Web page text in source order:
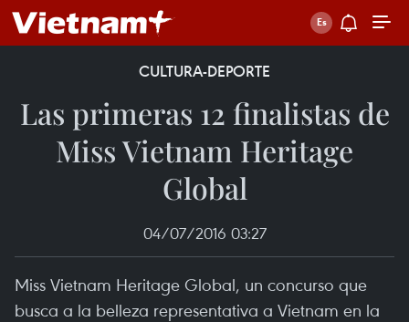
CULTURA-DEPORTE
Las primeras 12 finalistas de
Miss Vietnam Heritage
Global
04/07/2016 03:27
Miss Vietnam Heritage Global, un concurso que
busca a la belleza representativa a Vietnam en la